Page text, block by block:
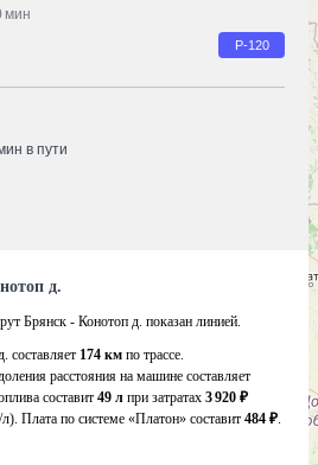
мин
Р-120
в пути
д.
Брянск - Конотоп д. показан линией.
составляет 174 км по трассе.
расстояния на машине составляет
составит 49 л при затратах 3 920 ₽
л). Плата по системе «Платон» составит 484 ₽.